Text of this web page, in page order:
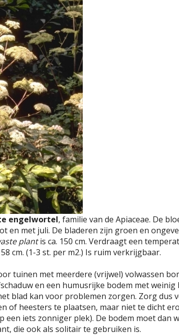
engelwortel, familie van de Apiaceae. De
en met juli. De bladeren zijn groen en
plantis ca. 150 cm. Verdraagt een
cm. (1-3 st. per m2.) Is ruim verkrijgbaar.
tuinen met meerdere (vrijwel) volwassen
en een humusrijke bodem met
blad kan voor problemen zorgen. Zorg dus
of heesters te plaatsen, maar niet te dicht
iets zonniger plek). De bodem moet dan
die ook als solitair te gebruiken is.